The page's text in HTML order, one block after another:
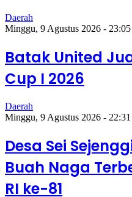
Daerah
Minggu, 9 Agustus 2026 -
Batak United
Cup I 2026
Daerah
Minggu, 9 Agustus 2026 -
Desa Sei
Buah Naga
RI ke-81